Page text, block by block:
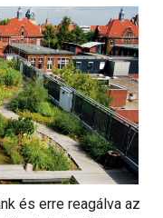
és erre reagálva az